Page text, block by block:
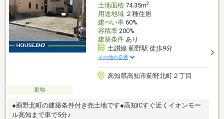
土地面積74.35m2
用途地域２種住居
建ぺい率60%
容積率200%
建築条件あり
土讃線 薊野駅 徒歩9分
その他の交通
高知県高知市薊野北町２丁目
更地
●薊野北町の建築条件付き売土地です●高知ICすぐ近くイオンモー
ル高知まで車で5分♪